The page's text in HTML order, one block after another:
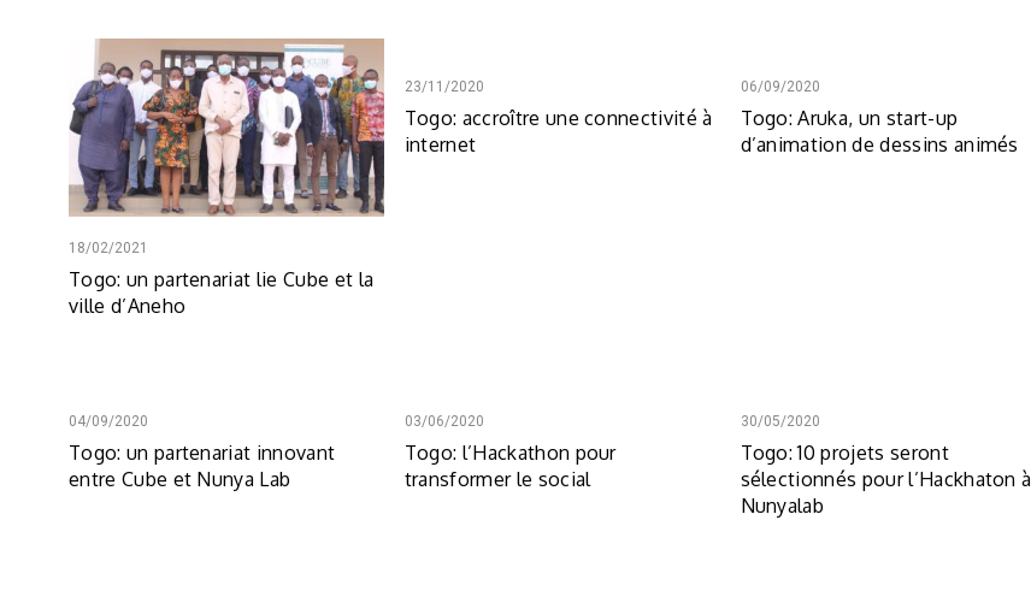
18/02/2021
Togo: un partenariat lie Cube et la
ville d’Aneho
23/11/2020
Togo: accroître une connectivité à
internet
06/09/2020
Togo: Aruka, un start-up
d’animation de dessins animés
04/09/2020
Togo: un partenariat innovant
entre Cube et Nunya Lab
03/06/2020
Togo: l’Hackathon pour
transformer le social
30/05/2020
Togo: 10 projets seront
sélectionnés pour l’Hackhaton à
Nunyalab